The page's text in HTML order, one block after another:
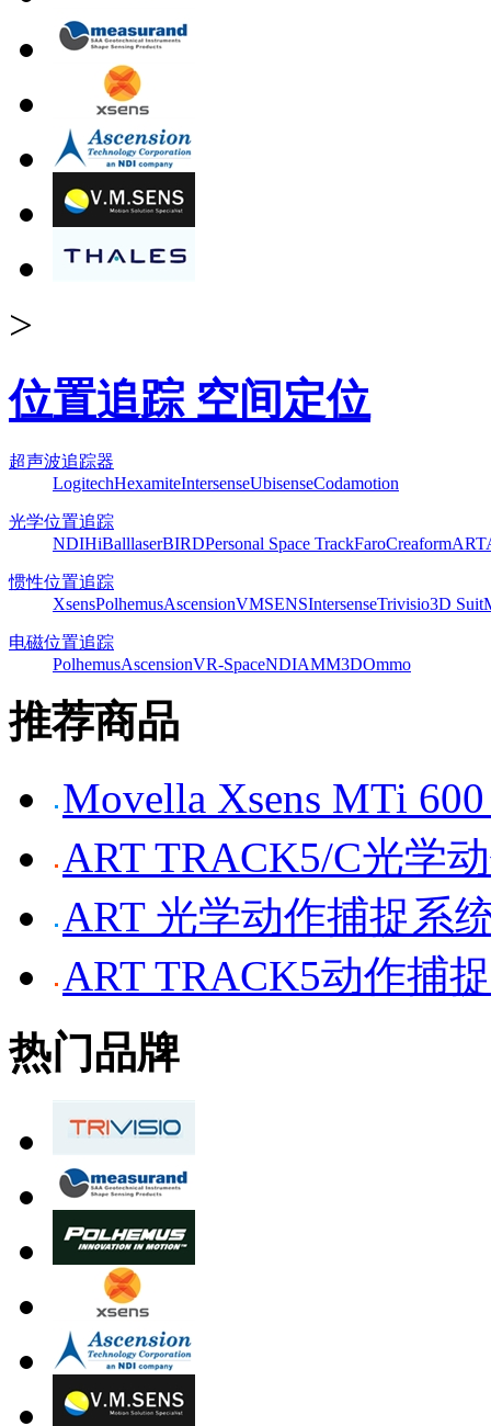
>
位置追踪 空间定位
超声波追踪器
LogitechHexamiteIntersenseUbisenseCodamotion
光学位置追踪
NDIHiBalllaserBIRDPersonal Space TrackFaroCreaformART
惯性位置追踪
XsensPolhemusAscensionVMSENSIntersenseTrivisio3D Suit
电磁位置追踪
PolhemusAscensionVR-SpaceNDIAMM3DOmmo
推荐商品
Movella Xsens MTi
ART TRACK5/C光学
ART 光学动作捕捉系
ART TRACK5动作捕
热门品牌